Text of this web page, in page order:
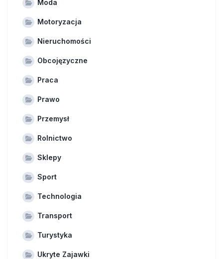
Moda
Motoryzacja
Nieruchomości
Obcojęzyczne
Praca
Prawo
Przemysł
Rolnictwo
Sklepy
Sport
Technologia
Transport
Turystyka
Ukryte Zajawki